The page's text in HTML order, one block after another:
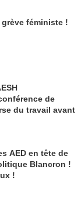
féministe !
de
du travail avant
AED en tête de
Blancron !
!